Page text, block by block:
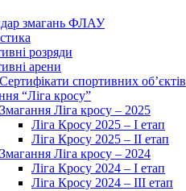
змагань ФЛАУ
розряди
арени
Сертифікати спортивних об’єктів
“Ліга кросу”
Змагання Ліга кросу – 2025
Ліга Кросу 2025 – I етап
Ліга Кросу 2025 – II етап
Змагання Ліга кросу – 2024
Ліга Кросу 2024 – I етап
Ліга Кросу 2024 – III етап